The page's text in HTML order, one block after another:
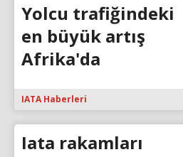
Yolcu trafiğindeki
en büyük artış
Afrika'da
IATA Haberleri
Iata rakamları